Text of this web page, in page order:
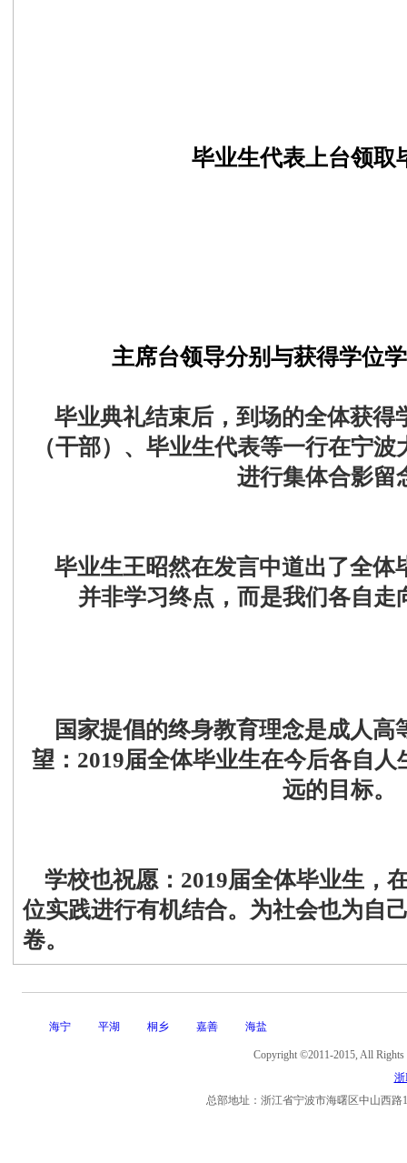
毕业生代表上台领取
主席台领导分别与获得学位
毕业典礼结束后，到场的全体获得
（干部）、毕业生代表等一行在宁
进行集体合影留
毕业生王昭然在发言中道出了全体
并非学习终点，而是我们各自走
国家提倡的终身教育理念是成人高
望：2019届全体毕业生在今后各自
远的目标。
学校也祝愿：2019届全体毕业生，
位实践进行有机结合。为社会也为自
卷。
海宁 平湖 桐乡 嘉善 海盐
Copyright ©2011-2015, All
浙
总部地址：浙江省宁波市海曙区中山西路